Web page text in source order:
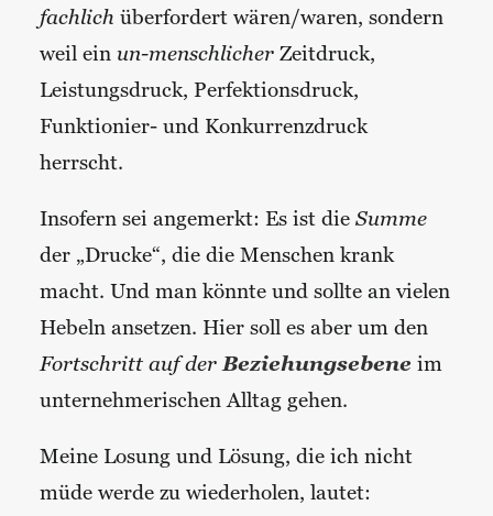
fachlich überfordert wären/waren, sondern
weil ein un-menschlicher Zeitdruck,
Leistungsdruck, Perfektionsdruck,
Funktionier- und Konkurrenzdruck
herrscht.
Insofern sei angemerkt: Es ist die Summe
der „Drucke“, die die Menschen krank
macht. Und man könnte und sollte an vielen
Hebeln ansetzen. Hier soll es aber um den
Fortschritt auf derBeziehungsebene im
unternehmerischen Alltag gehen.
Meine Losung und Lösung, die ich nicht
müde werde zu wiederholen, lautet: